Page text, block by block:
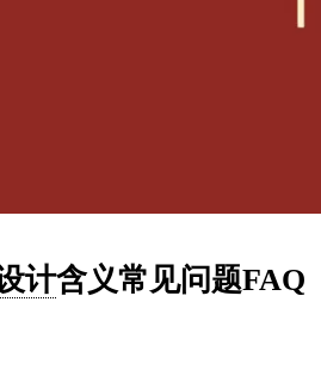
计含义常见问题FAQ